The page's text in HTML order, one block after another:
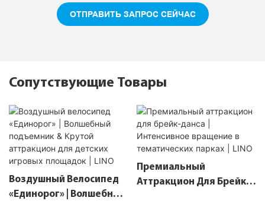
ОТПРАВИТЬ ЗАПРОС СЕЙЧАС
Сопутствующие Товары
Воздушный Велосипед
«Единорог» | Волшебный
Премиальный
Аттракцион Для Брейк-